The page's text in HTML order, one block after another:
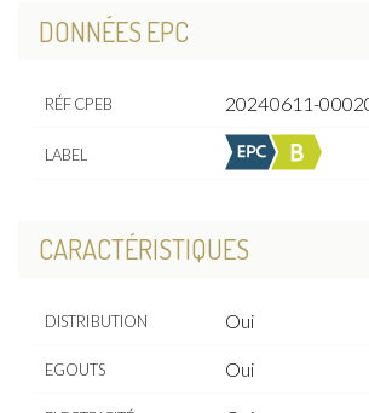
DONNÉES EPC
RÉF CPEB 20240611-
LABEL
CARACTÉRISTIQUES
DISTRIBUTION Oui
EGOUTS Oui